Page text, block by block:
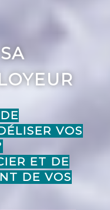
VOS
ET DE
DE VOS